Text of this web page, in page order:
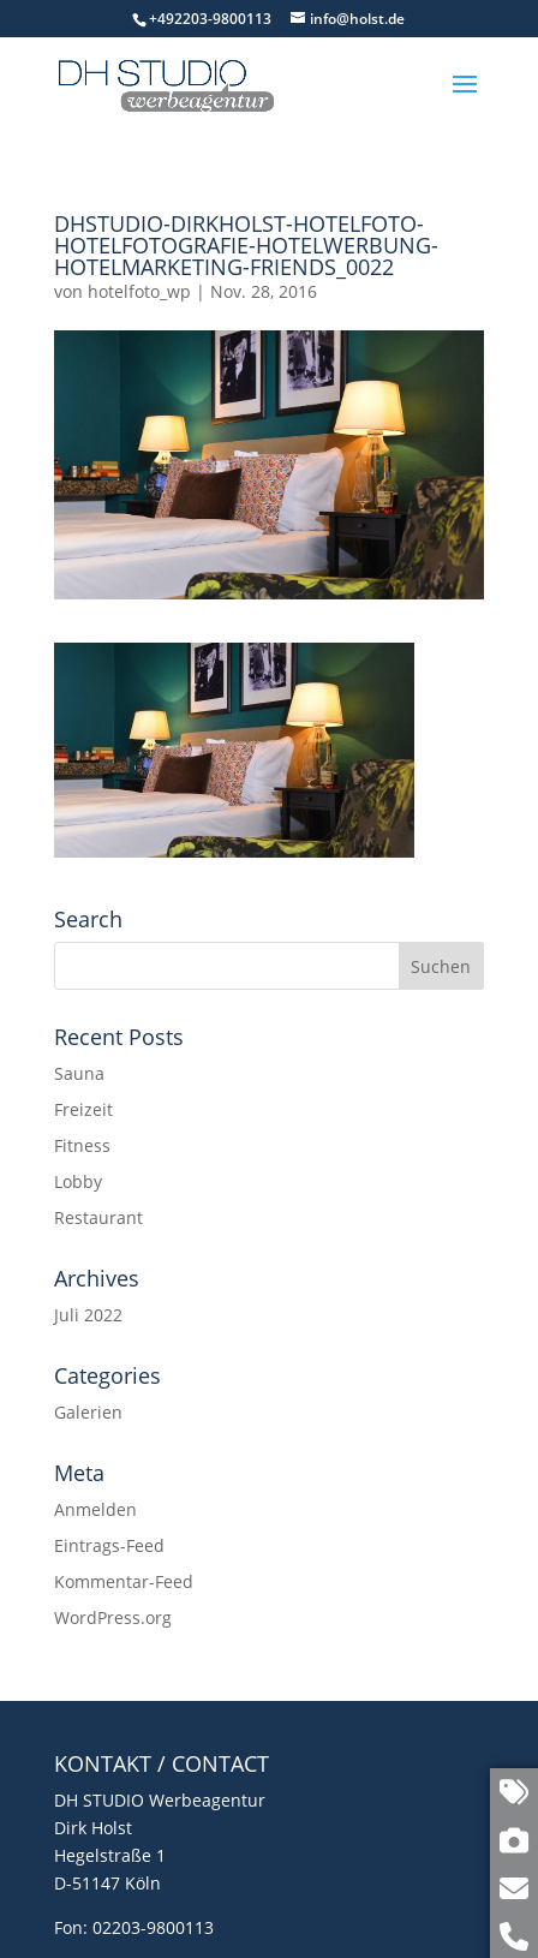
+492203-9800113 info@holst.de
DHSTUDIO-DIRKHOLST-HOTELFOTO-
HOTELFOTOGRAFIE-HOTELWERBUNG-
HOTELMARKETING-FRIENDS_0022
von hotelfoto_wp | Nov. 28, 2016
Search
Recent Posts
Sauna
Freizeit
Fitness
Lobby
Restaurant
Archives
Juli 2022
Categories
Galerien
Meta
Anmelden
Eintrags-Feed
Kommentar-Feed
WordPress.org
KONTAKT / CONTACT
DH STUDIO Werbeagentur
Dirk Holst
Hegelstraße 1
D-51147 Köln
Fon: 02203-9800113